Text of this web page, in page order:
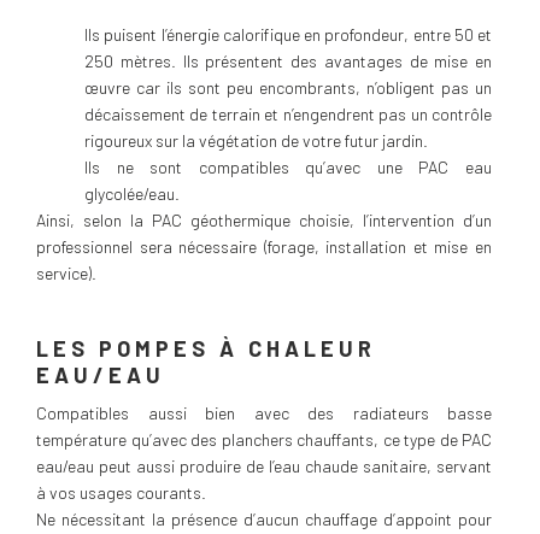
Ils puisent l’énergie calorifique en profondeur, entre 50 et
250 mètres. Ils présentent des avantages de mise en
œuvre car ils sont peu encombrants, n’obligent pas un
décaissement de terrain et n’engendrent pas un contrôle
rigoureux sur la végétation de votre futur jardin.
Ils ne sont compatibles qu’avec une PAC eau
glycolée/eau.
Ainsi, selon la PAC géothermique choisie, l’intervention d’un
professionnel sera nécessaire (forage, installation et mise en
service).
LES POMPES À CHALEUR
EAU/EAU
Compatibles aussi bien avec des radiateurs basse
température qu’avec des planchers chauffants, ce type de PAC
eau/eau peut aussi produire de l’eau chaude sanitaire, servant
à vos usages courants.
Ne nécessitant la présence d’aucun chauffage d’appoint pour